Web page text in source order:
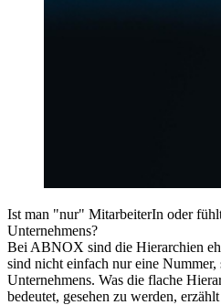
Ist man "nur" MitarbeiterIn oder
Unternehmens?
Bei ABNOX sind die Hierarchien
sind nicht einfach nur eine Nummer,
Unternehmens. Was die flache
bedeutet, gesehen zu werden,